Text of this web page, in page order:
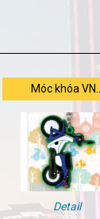
Móc khóa VN...
Detail